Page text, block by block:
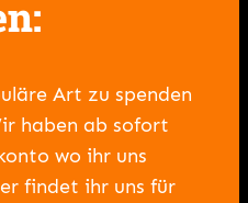
Art zu spenden
haben ab sofort
wo ihr uns
findet ihr uns für